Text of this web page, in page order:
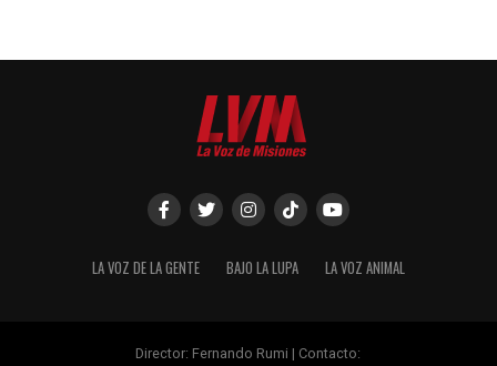
LA VOZ DE LA GENTE BAJO LA LUPA LA VOZ ANIMAL
Director: Fernando Rumi | Contacto: